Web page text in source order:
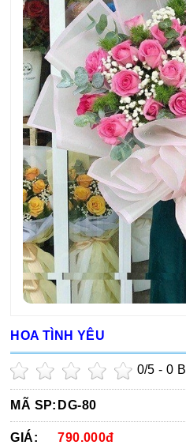
HOA TÌNH YÊU
0/5 -0
MÃ SP: DG-80
GIÁ: 790.000đ